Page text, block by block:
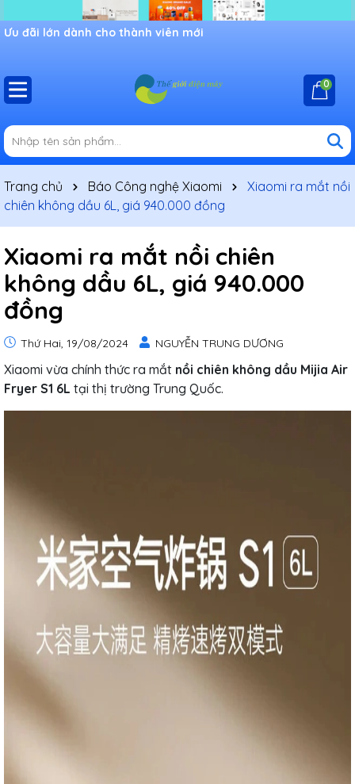
Ưu đãi lớn dành cho thành viên mới
0
Trang chủ Báo Công nghệ Xiaomi
Xiaomi ra mắt nồi
chiên không dầu 6L, giá 940.000 đồng
Xiaomi ra mắt nồi chiên
không dầu 6L, giá 940.000
đồng
Thứ Hai, 19/08/2024 NGUYỄN TRUNG DƯƠNG
Xiaomi vừa chính thức ra mắt nồi chiên không dầu Mijia Air
Fryer S1 6L tại thị trường Trung Quốc.